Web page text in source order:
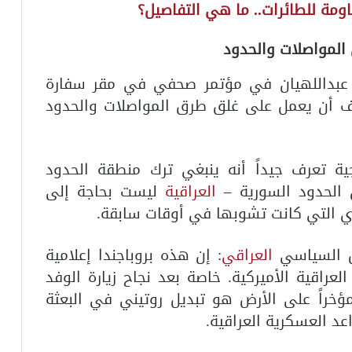
للطائرات.. ما هي التفاصيل؟
والحدود
عبداللهيان في مؤتمر صحفي في مقر سفارة
أن يعمل على غلق طرق المواصلات والحدود
تعرف جيداً أنه ينبغي ترك منطقة الحدود
السورية – العراقية ليست بحاجة إلى
التي كانت تشوبها في أوقات سابقة.
السياسي العراقي: إن هذه بروباجندا إعلامية
الأميركية. خاصة بعد نجاح زيارة الوفد
على الأرض هو تبديل روتيني في البعثة
العسكرية العراقية.